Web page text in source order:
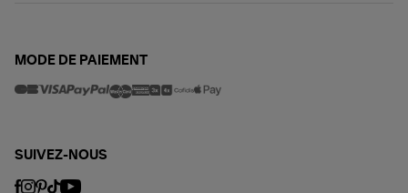
MODE DE PAIEMENT
SUIVEZ-NOUS